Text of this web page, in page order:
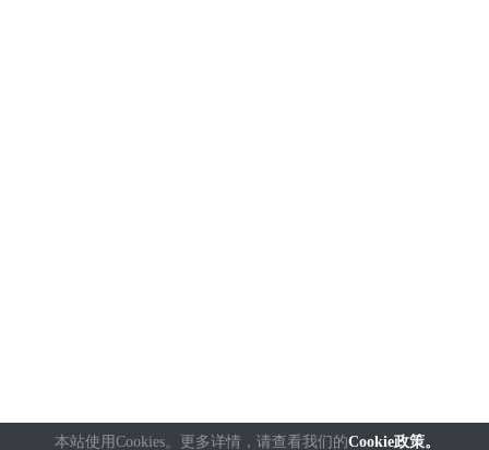
本站使用Cookies。更多详情，请查看我们的Cookie政策。